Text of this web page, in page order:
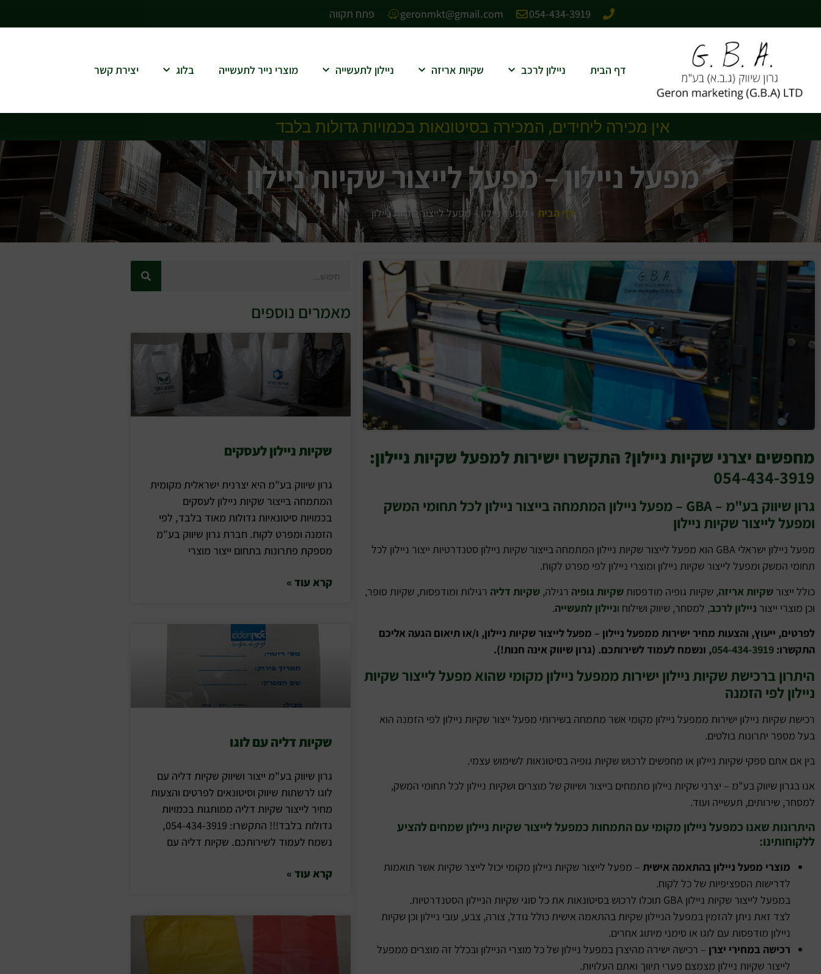
054-434-3919
geronmkt@gmail.com פתח תקווה
דף הבית ניילון לרכב שקיות אריזה ניילון לתעשייה מוצרי נייר לתעשייה בלוג יצירת קשר
אין מכירה ליחידים, המכירה בסיטונאות בכמויות גדולות בלבד
מפעל ניילון – מפעל לייצור שקיות ניילון
דף הבית » מפעל ניילון – מפעל לייצור שקיות ניילון
מחפשים יצרני שקיות ניילון? התקשרו ישירות למפעל שקיות ניילון:
054-434-3919
גרון שיווק בע"מ – GBA – מפעל ניילון המתמחה בייצור ניילון לכל תחומי המשק
ומפעל לייצור שקיות ניילון
מפעל ניילון ישראלי GBA הוא מפעל לייצור שקיות ניילון המתמחה בייצור שקיות ניילון סטנדרטיות ייצור ניילון לכל
תחומי המשק ומפעל לייצור שקיות ניילון ומוצרי ניילון לפי מפרט לקוח.
כולל ייצור שקיות אריזה, שקיות גופיה מודפסותשקיות גופיה רגילה, שקיות דליה רגילות ומודפסות, שקיות סופר,
וכן מוצרי ייצור ניילון לרכב, למסחר, שיווק ושילוח וניילון לתעשייה.
לפרטים, ייעוץ, והצעות מחיר ישירות ממפעל ניילון – מפעל לייצור שקיות ניילון, ו/או תיאום הגעה אליכם
התקשרו: 054-434-3919, ונשמח לעמוד לשירותכם. (גרון שיווק אינה חנות!).
היתרון ברכישת שקיות ניילון ישירות ממפעל ניילון מקומי שהוא מפעל לייצור שקיות
ניילון לפי הזמנה
רכישת שקיות ניילון ישירות ממפעל ניילון מקומי אשר מתמחה בשירותי מפעל ייצור שקיות ניילון לפי הזמנה הוא
בעל מספר יתרונות בולטים.
בין אם אתם ספקי שקיות ניילון או מחפשים לרכוש שקיות גופיה בסיטונאות לשימוש עצמי.
אנו בגרון שיווק בע"מ – יצרני שקיות ניילון מתמחים בייצור ושיווק של מוצרים ושקיות ניילון לכל תחומי המשק,
למסחר, שירותים, תעשייה ועוד.
היתרונות שאנו כמפעל ניילון מקומי עם התמחות כמפעל לייצור שקיות ניילון שמחים להציע
ללקוחותינו:
מוצרי מפעל ניילון בהתאמה אישית – מפעל לייצור שקיות ניילון מקומי יכול לייצר שקיות אשר תואמות
לדרישות הספציפיות של כל לקוח.
במפעל לייצור שקיות ניילון GBA תוכלו לרכוש בסיטונאות את כל סוגי שקיות הניילון הסטנדרטיות.
לצד זאת ניתן להזמין במפעל הניילון שקיות בהתאמה אישית כולל גודל, צורה, צבע, עובי ניילון וכן שקיות
ניילון מודפסות עם לוגו או סימני מיתוג אחרים.
רכישה במחירי יצרן – רכישה ישירה מהיצרן במפעל ניילון של כל מוצרי הניילון ובכלל זה מוצרים ממפעל
לייצור שקיות ניילון מצמצם פערי תיווך ואתם העלויות.
מאמרים נוספים
שקיות ניילון לעסקים
גרון שיווק בע"מ היא יצרנית ישראלית מקומית
המתמחה בייצור שקיות ניילון לעסקים
בכמויות סיטונאיות גדולות מאוד בלבד, לפי
הזמנה ומפרט לקוח. חברת גרון שיווק בע"מ
מספקת פתרונות בתחום ייצור מוצרי
קרא עוד »
שקיות דליה עם לוגו
גרון שיווק בע"מ ייצור ושיווק שקיות דליה עם
לוגו לרשתות שיווק וסיטונאים לפרטים והצעות
מחיר לייצור שקיות דליה ממותגות בכמויות
גדולות בלבד!!! התקשרו: 054-434-3919,
נשמח לעמוד לשירותכם. שקיות דליה עם
קרא עוד »